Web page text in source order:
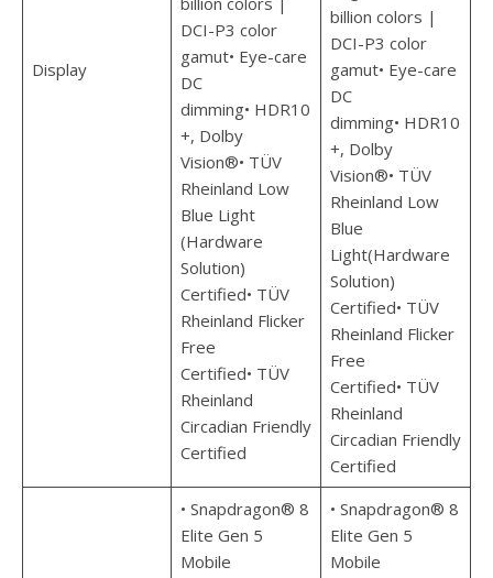
Display
DCI-P3 color
gamut• Eye-care
DC
dimming• HDR10
+, Dolby
Vision®• TÜV
Rheinland Low
Blue Light
(Hardware
Solution)
Certified• TÜV
Rheinland Flicker
Free
Certified• TÜV
Rheinland
Circadian Friendly
Certified
billion colors |
DCI-P3 color
gamut• Eye-care
DC
dimming• HDR10
+, Dolby
Vision®• TÜV
Rheinland Low
Blue
Light(Hardware
Solution)
Certified• TÜV
Rheinland Flicker
Free
Certified• TÜV
Rheinland
Circadian Friendly
Certified
• Snapdragon® 8
Elite Gen 5
Mobile
• Snapdragon® 8
Elite Gen 5
Mobile